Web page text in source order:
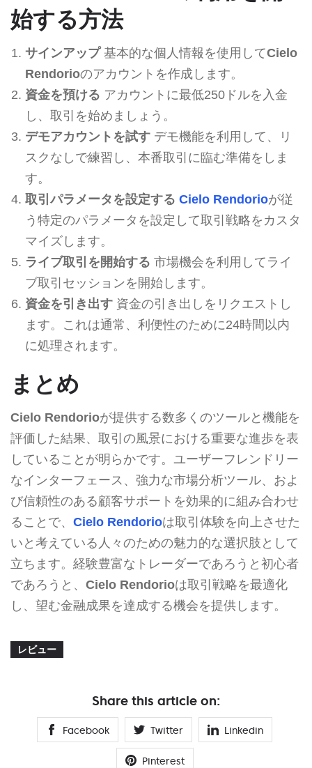
始する方法
サインアップ基本的な個人情報を使用してCielo
Rendorioのアカウントを作成します。
資金を預ける アカウントに最低250ドルを入金
し、取引を始めましょう。
デモアカウントを試すデモ機能を利用して、リ
スクなしで練習し、本番取引に臨む準備をしま
す。
取引パラメータを設定する Cielo Rendorioが従
う特定のパラメータを設定して取引戦略をカスタ
マイズします。
ライブ取引を開始する 市場機会を利用してライ
ブ取引セッションを開始します。
資金を引き出す資金の引き出しをリクエストし
ます。これは通常、利便性のために24時間以内
に処理されます。
まとめ
Cielo Rendorioが提供する数多くのツールと機能を
評価した結果、取引の風景における重要な進歩を表
していることが明らかです。ユーザーフレンドリー
なインターフェース、強力な市場分析ツール、およ
び信頼性のある顧客サポートを効果的に組み合わせ
ることで、 Cielo Rendorioは取引体験を向上させた
いと考えている人々のための魅力的な選択肢として
立ちます。経験豊富なトレーダーであろうと初心者
であろうと、 Cielo Rendorioは取引戦略を最適化
し、望む金融成果を達成する機会を提供します。
レビュー
Share this article on:
Facebook Twitter Linkedin
Pinterest